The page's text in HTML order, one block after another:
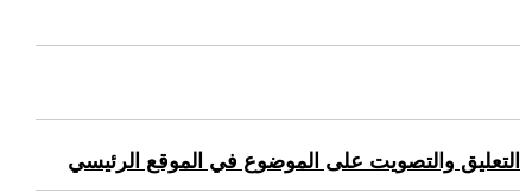
التعليق والتصويت على الموضوع في الموقع الرئيسي